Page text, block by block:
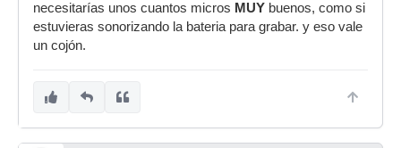
necesitarías unos cuantos micros MUY buenos, como si
estuvieras sonorizando la bateria para grabar. y eso vale
un cojón.